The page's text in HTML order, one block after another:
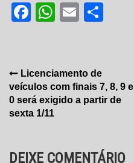
Facebook
WhatsApp
Email
Navegação
de
Post
Licenciamento de
veículos com finais 7, 8, 9 e
0 será exigido a partir de
sexta 1/11
DEIXE COMENTÁRIO